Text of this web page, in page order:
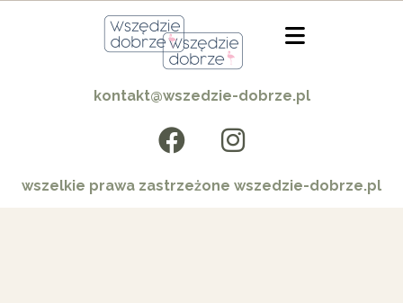
kontakt@wszedzie-dobrze.pl
wszelkie prawa zastrzeżone wszedzie-dobrze.pl